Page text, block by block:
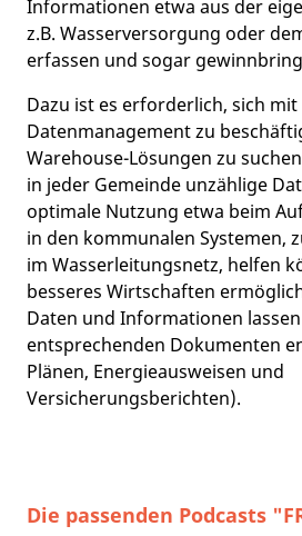
Informationen etwa aus der
z.B. Wasserversorgung oder
erfassen und sogar
Dazu ist es erforderlich, sich mit
Datenmanagement zu
Warehouse-Lösungen zu
in jeder Gemeinde unzählige
optimale Nutzung etwa beim
in den kommunalen Systemen,
im Wasserleitungsnetz, helfen
besseres Wirtschaften
Daten und Informationen
entsprechenden Dokumenten
Plänen, Energieausweisen und
Versicherungsberichten).
Die passenden Podcasts "